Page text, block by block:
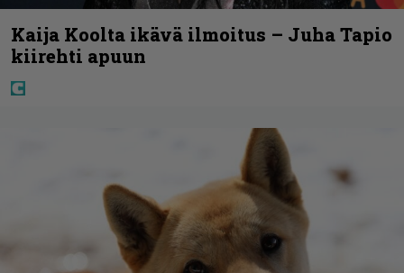
Kaija Koolta ikävä ilmoitus – Juha Tapio
kiirehti apuun